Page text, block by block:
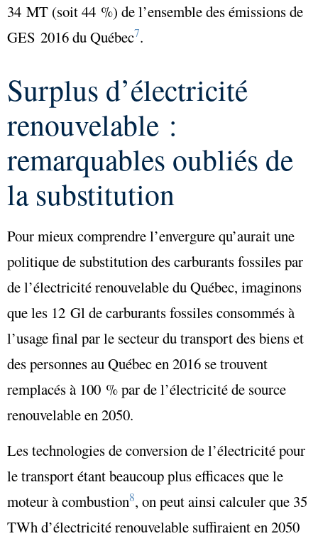
34 MT (soit 44 %) de l’ensemble des émissions de
GES 2016 du Québec7.
Surplus d’électricité
renouvelable :
remarquables oubliés de
la substitution
Pour mieux comprendre l’envergure qu’aurait une
politique de substitution des carburants fossiles par
de l’électricité renouvelable du Québec, imaginons
que les 12 Gl de carburants fossiles consommés à
l’usage final par le secteur du transport des biens et
des personnes au Québec en 2016 se trouvent
remplacés à 100 % par de l’électricité de source
renouvelable en 2050.
Les technologies de conversion de l’électricité pour
le transport étant beaucoup plus efficaces que le
moteur à combustion8, on peut ainsi calculer que 35
TWh d’électricité renouvelable suffiraient en 2050